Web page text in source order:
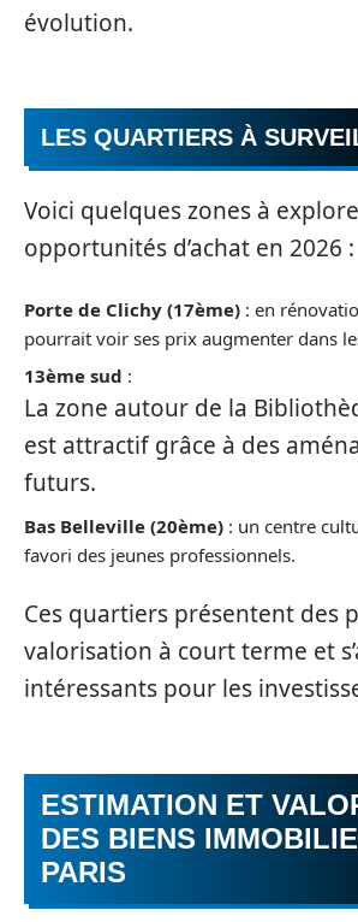
évolution.
LES QUARTIERS À
Voici quelques zones à
opportunités d’achat en 2026 :
Porte de Clichy (17ème) : en
pourrait voir ses prix augmenter dans
13ème sud :
La zone autour de la
est attractif grâce à des
futurs.
Bas Belleville (20ème) : un centre
favori des jeunes professionnels.
Ces quartiers présentent des
valorisation à court terme et
intéressants pour les
ESTIMATION ET
DES BIENS
PARIS